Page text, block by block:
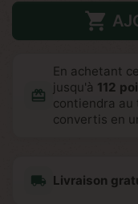

redeem
En achetant
jusqu'à 112
contiendra au
convertis en
local_shipping Livraison